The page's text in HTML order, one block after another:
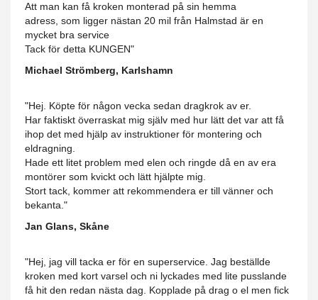
Att man kan få kroken monterad på sin hemma
adress, som ligger nästan 20 mil från Halmstad är en
mycket bra service
Tack för detta KUNGEN"
Michael Strömberg, Karlshamn
"Hej. Köpte för någon vecka sedan dragkrok av er.
Har faktiskt överraskat mig själv med hur lätt det var att få
ihop det med hjälp av instruktioner för montering och
eldragning.
Hade ett litet problem med elen och ringde då en av era
montörer som kvickt och lätt hjälpte mig.
Stort tack, kommer att rekommendera er till vänner och
bekanta."
Jan Glans, Skåne
"Hej, jag vill tacka er för en superservice. Jag beställde
kroken med kort varsel och ni lyckades med lite pusslande
få hit den redan nästa dag. Kopplade på drag o el men fick